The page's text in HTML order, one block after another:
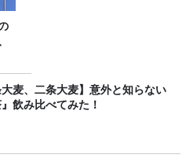
大麦、二条大麦】意外と知らない
』飲み比べてみた！